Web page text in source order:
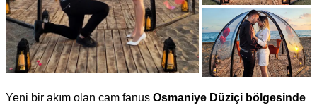
Yeni bir akım olan cam fanus Osmaniye Düziçi bölgesinde